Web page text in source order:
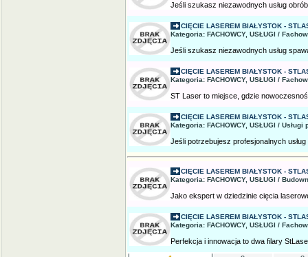
Jeśli szukasz niezawodnych usług
CIĘCIE LASEREM BIAŁYSTOK -
Kategoria: FACHOWCY, USŁUGI /
Jeśli szukasz niezawodnych usług
CIĘCIE LASEREM BIAŁYSTOK -
Kategoria: FACHOWCY, USŁUGI /
ST Laser to miejsce, gdzie
CIĘCIE LASEREM BIAŁYSTOK -
Kategoria: FACHOWCY, USŁUGI / Usługi
Jeśli potrzebujesz profesjonalnych
CIĘCIE LASEREM BIAŁYSTOK -
Kategoria: FACHOWCY, USŁUGI /
Jako ekspert w dziedzinie cięcia
CIĘCIE LASEREM BIAŁYSTOK -
Kategoria: FACHOWCY, USŁUGI /
Perfekcja i innowacja to dwa filary